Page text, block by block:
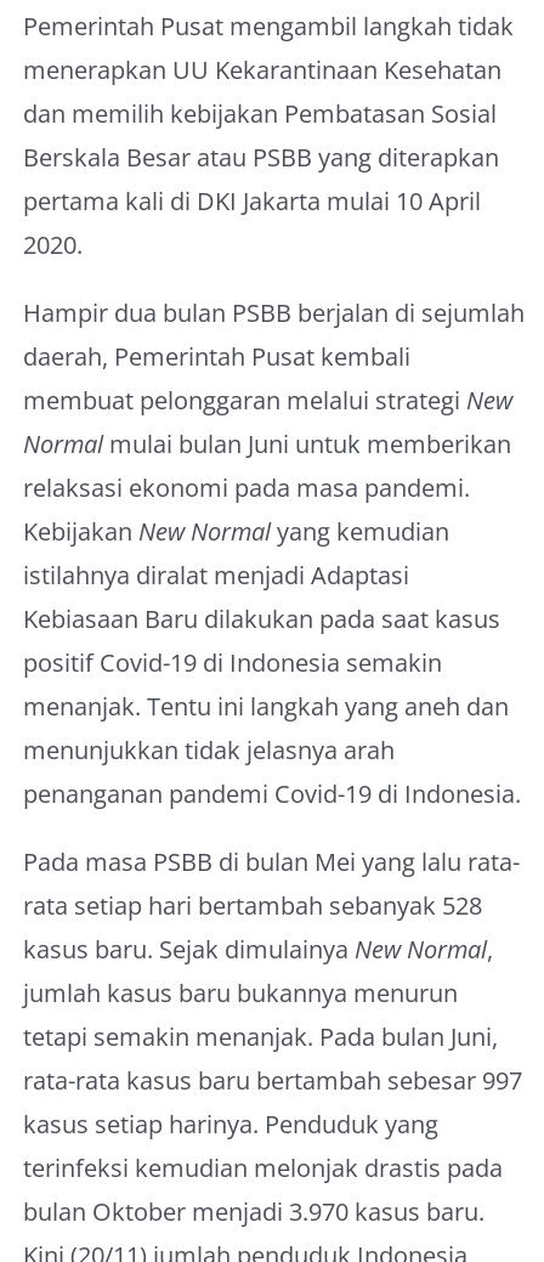
Pemerintah Pusat mengambil langkah tidak
menerapkan UU Kekarantinaan Kesehatan
dan memilih kebijakan Pembatasan Sosial
Berskala Besar atau PSBB yang diterapkan
pertama kali di DKI Jakarta mulai 10 April
2020.
Hampir dua bulan PSBB berjalan di sejumlah
daerah, Pemerintah Pusat kembali
membuat pelonggaran melalui strategi New
Normalmulai bulan Juni untuk memberikan
relaksasi ekonomi pada masa pandemi.
Kebijakan New Normalyang kemudian
istilahnya diralat menjadi Adaptasi
Kebiasaan Baru dilakukan pada saat kasus
positif Covid-19 di Indonesia semakin
menanjak. Tentu ini langkah yang aneh dan
menunjukkan tidak jelasnya arah
penanganan pandemi Covid-19 di Indonesia.
Pada masa PSBB di bulan Mei yang lalu rata-
rata setiap hari bertambah sebanyak 528
kasus baru. Sejak dimulainya New Normal,
jumlah kasus baru bukannya menurun
tetapi semakin menanjak. Pada bulan Juni,
rata-rata kasus baru bertambah sebesar 997
kasus setiap harinya. Penduduk yang
terinfeksi kemudian melonjak drastis pada
bulan Oktober menjadi 3.970 kasus baru.
Kini (20/11) jumlah penduduk Indonesia